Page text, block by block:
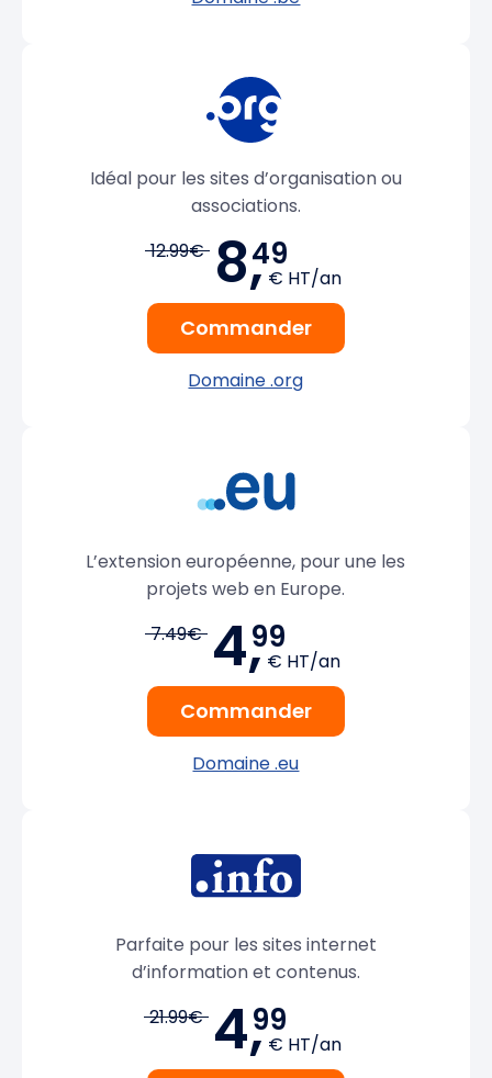
Idéal pour les sites d’organisation ou
associations.
12.99€ 8,49
€ HT/an
Commander
Domaine .org
L’extension européenne, pour une les
projets web en Europe.
7.49€ 4,99
€ HT/an
Commander
Domaine .eu
Parfaite pour les sites internet
d’information et contenus.
21.99€ 4,99
€ HT/an